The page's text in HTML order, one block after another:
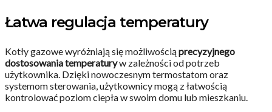
Łatwa regulacja temperatury
Kotły gazowe wyróżniają się możliwościąprecyzyjnego
dostosowania temperaturyw zależności od potrzeb
użytkownika. Dzięki nowoczesnym termostatom oraz
systemom sterowania, użytkownicy mogą z łatwością
kontrolować poziom ciepła w swoim domu lub mieszkaniu.